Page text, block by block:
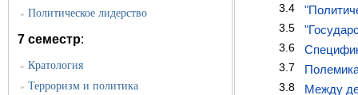
» Политическое лидерство
7 семестр:
» Кратология
» Терроризм и политика
3.4
3.5
3.6
3.7
3.8 Между